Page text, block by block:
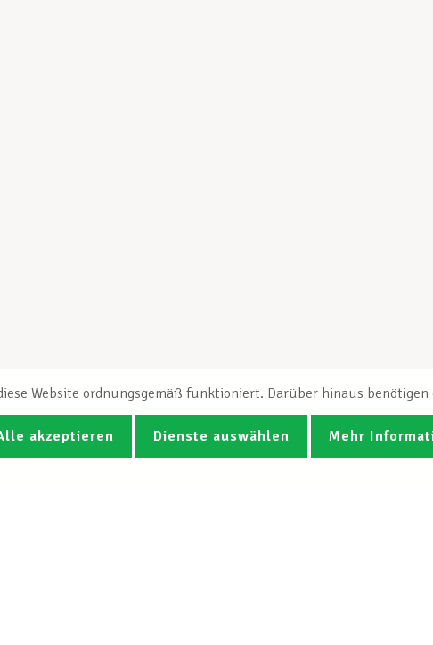
Website ordnungsgemäß funktioniert. Darüber hinaus
akzeptieren Dienste auswählen Mehr